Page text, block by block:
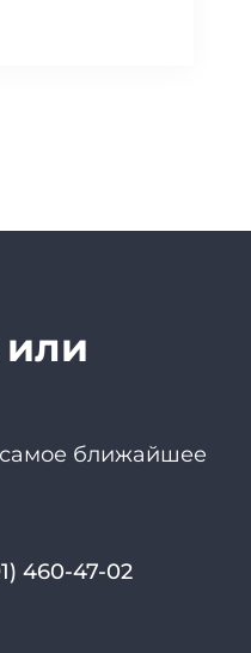
или
ближайшее
460-47-02